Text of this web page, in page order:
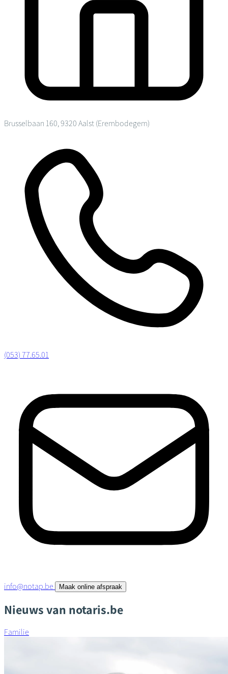
Brusselbaan 160, 9320 Aalst (Erembodegem)
(053) 77.65.01
info@notap.be Maak online afspraak
Nieuws van notaris.be
Familie